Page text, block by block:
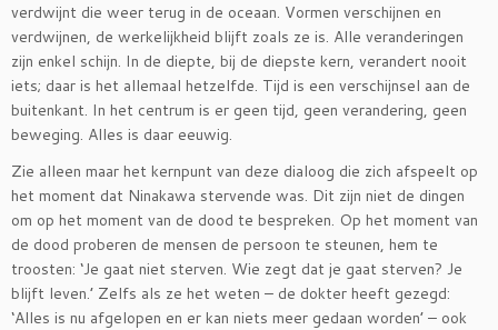
verdwijnt die weer terug in de oceaan. Vormen verschijnen en
verdwijnen, de werkelijkheid blijft zoals ze is. Alle veranderingen
zijn enkel schijn. In de diepte, bij de diepste kern, verandert nooit
iets; daar is het allemaal hetzelfde. Tijd is een verschijnsel aan de
buitenkant. In het centrum is er geen tijd, geen verandering, geen
beweging. Alles is daar eeuwig.
Zie alleen maar het kernpunt van deze dialoog die zich afspeelt op
het moment dat Ninakawa stervende was. Dit zijn niet de dingen
om op het moment van de dood te bespreken. Op het moment van
de dood proberen de mensen de persoon te steunen, hem te
troosten: ‘Je gaat niet sterven. Wie zegt dat je gaat sterven? Je
blijft leven.’ Zelfs als ze het weten – de dokter heeft gezegd:
‘Alles is nu afgelopen en er kan niets meer gedaan worden’ – ook